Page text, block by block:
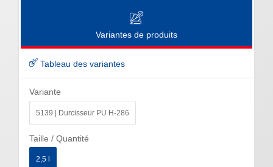
Variantes de produits
Tableau des variantes
Variante
5139 | Durcisseur PU H-286
Taille / Quantité
2,5 l